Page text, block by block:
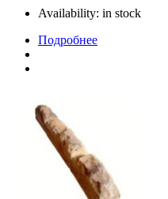
Availability: in stock
Подробнее